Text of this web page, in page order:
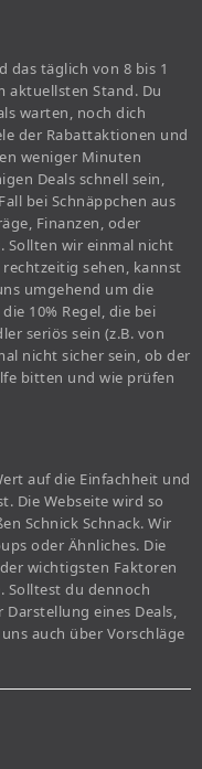
das täglich von 8 bis 1
aktuellsten Stand. Du
warten, noch dich
der Rabattaktionen und
weniger Minuten
Deals schnell sein,
bei Schnäppchen aus
Finanzen, oder
Sollten wir einmal nicht
sehen, kannst
umgehend um die
10% Regel, die bei
seriös sein (z.B. von
nicht sicher sein, ob der
bitten und wie prüfen
auf die Einfachheit und
Die Webseite wird so
Schnick Schnack. Wir
oder Ähnliches. Die
wichtigsten Faktoren
Solltest du dennoch
eines Deals,
auch über Vorschläge